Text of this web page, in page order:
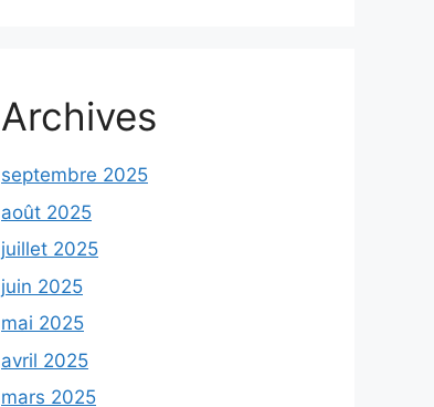
Archives
septembre 2025
août 2025
juillet 2025
juin 2025
mai 2025
avril 2025
mars 2025